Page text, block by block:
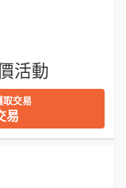
活動
取交易
易